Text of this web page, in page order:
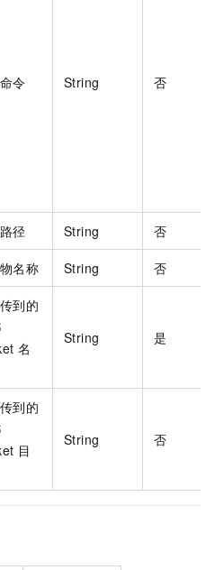
令 String 否
径 String 否
名称 String 否
到的
名
String 是
到的
目
String 否